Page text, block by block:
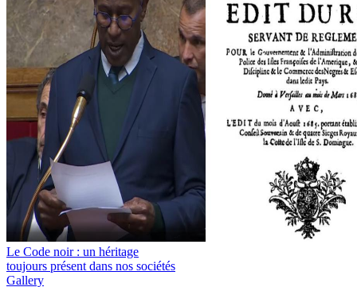
Le Code noir : un héritage
toujours présent dans nos sociétés
Gallery